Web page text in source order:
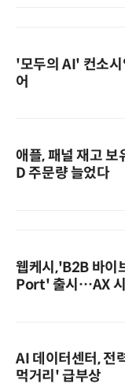
'모두의 AI' 컨소시
어
애플, 패널 재고
D 주문량 늘었다
웹케시,'B2B 바이
Port' 출시…AX 시
AI 데이터센터, 전
먹거리' 급부상